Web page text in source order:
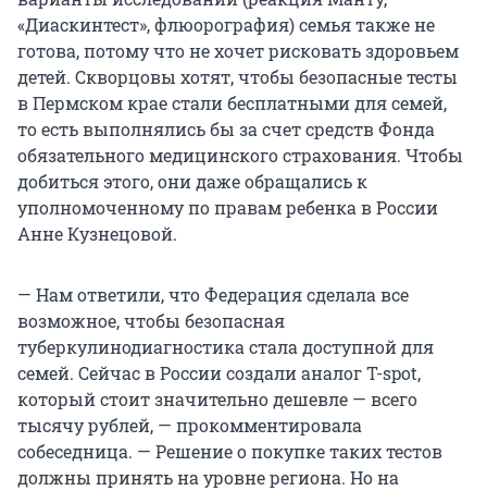
«Диаскинтест», флюорография) семья также не
готова, потому что не хочет рисковать здоровьем
детей. Скворцовы хотят, чтобы безопасные тесты
в Пермском крае стали бесплатными для семей,
то есть выполнялись бы за счет средств Фонда
обязательного медицинского страхования. Чтобы
добиться этого, они даже обращались к
уполномоченному по правам ребенка в России
Анне Кузнецовой.
— Нам ответили, что Федерация сделала все
возможное, чтобы безопасная
туберкулинодиагностика стала доступной для
семей. Сейчас в России создали аналог T-spot,
который стоит значительно дешевле — всего
тысячу рублей, — прокомментировала
собеседница. — Решение о покупке таких тестов
должны принять на уровне региона. Но на